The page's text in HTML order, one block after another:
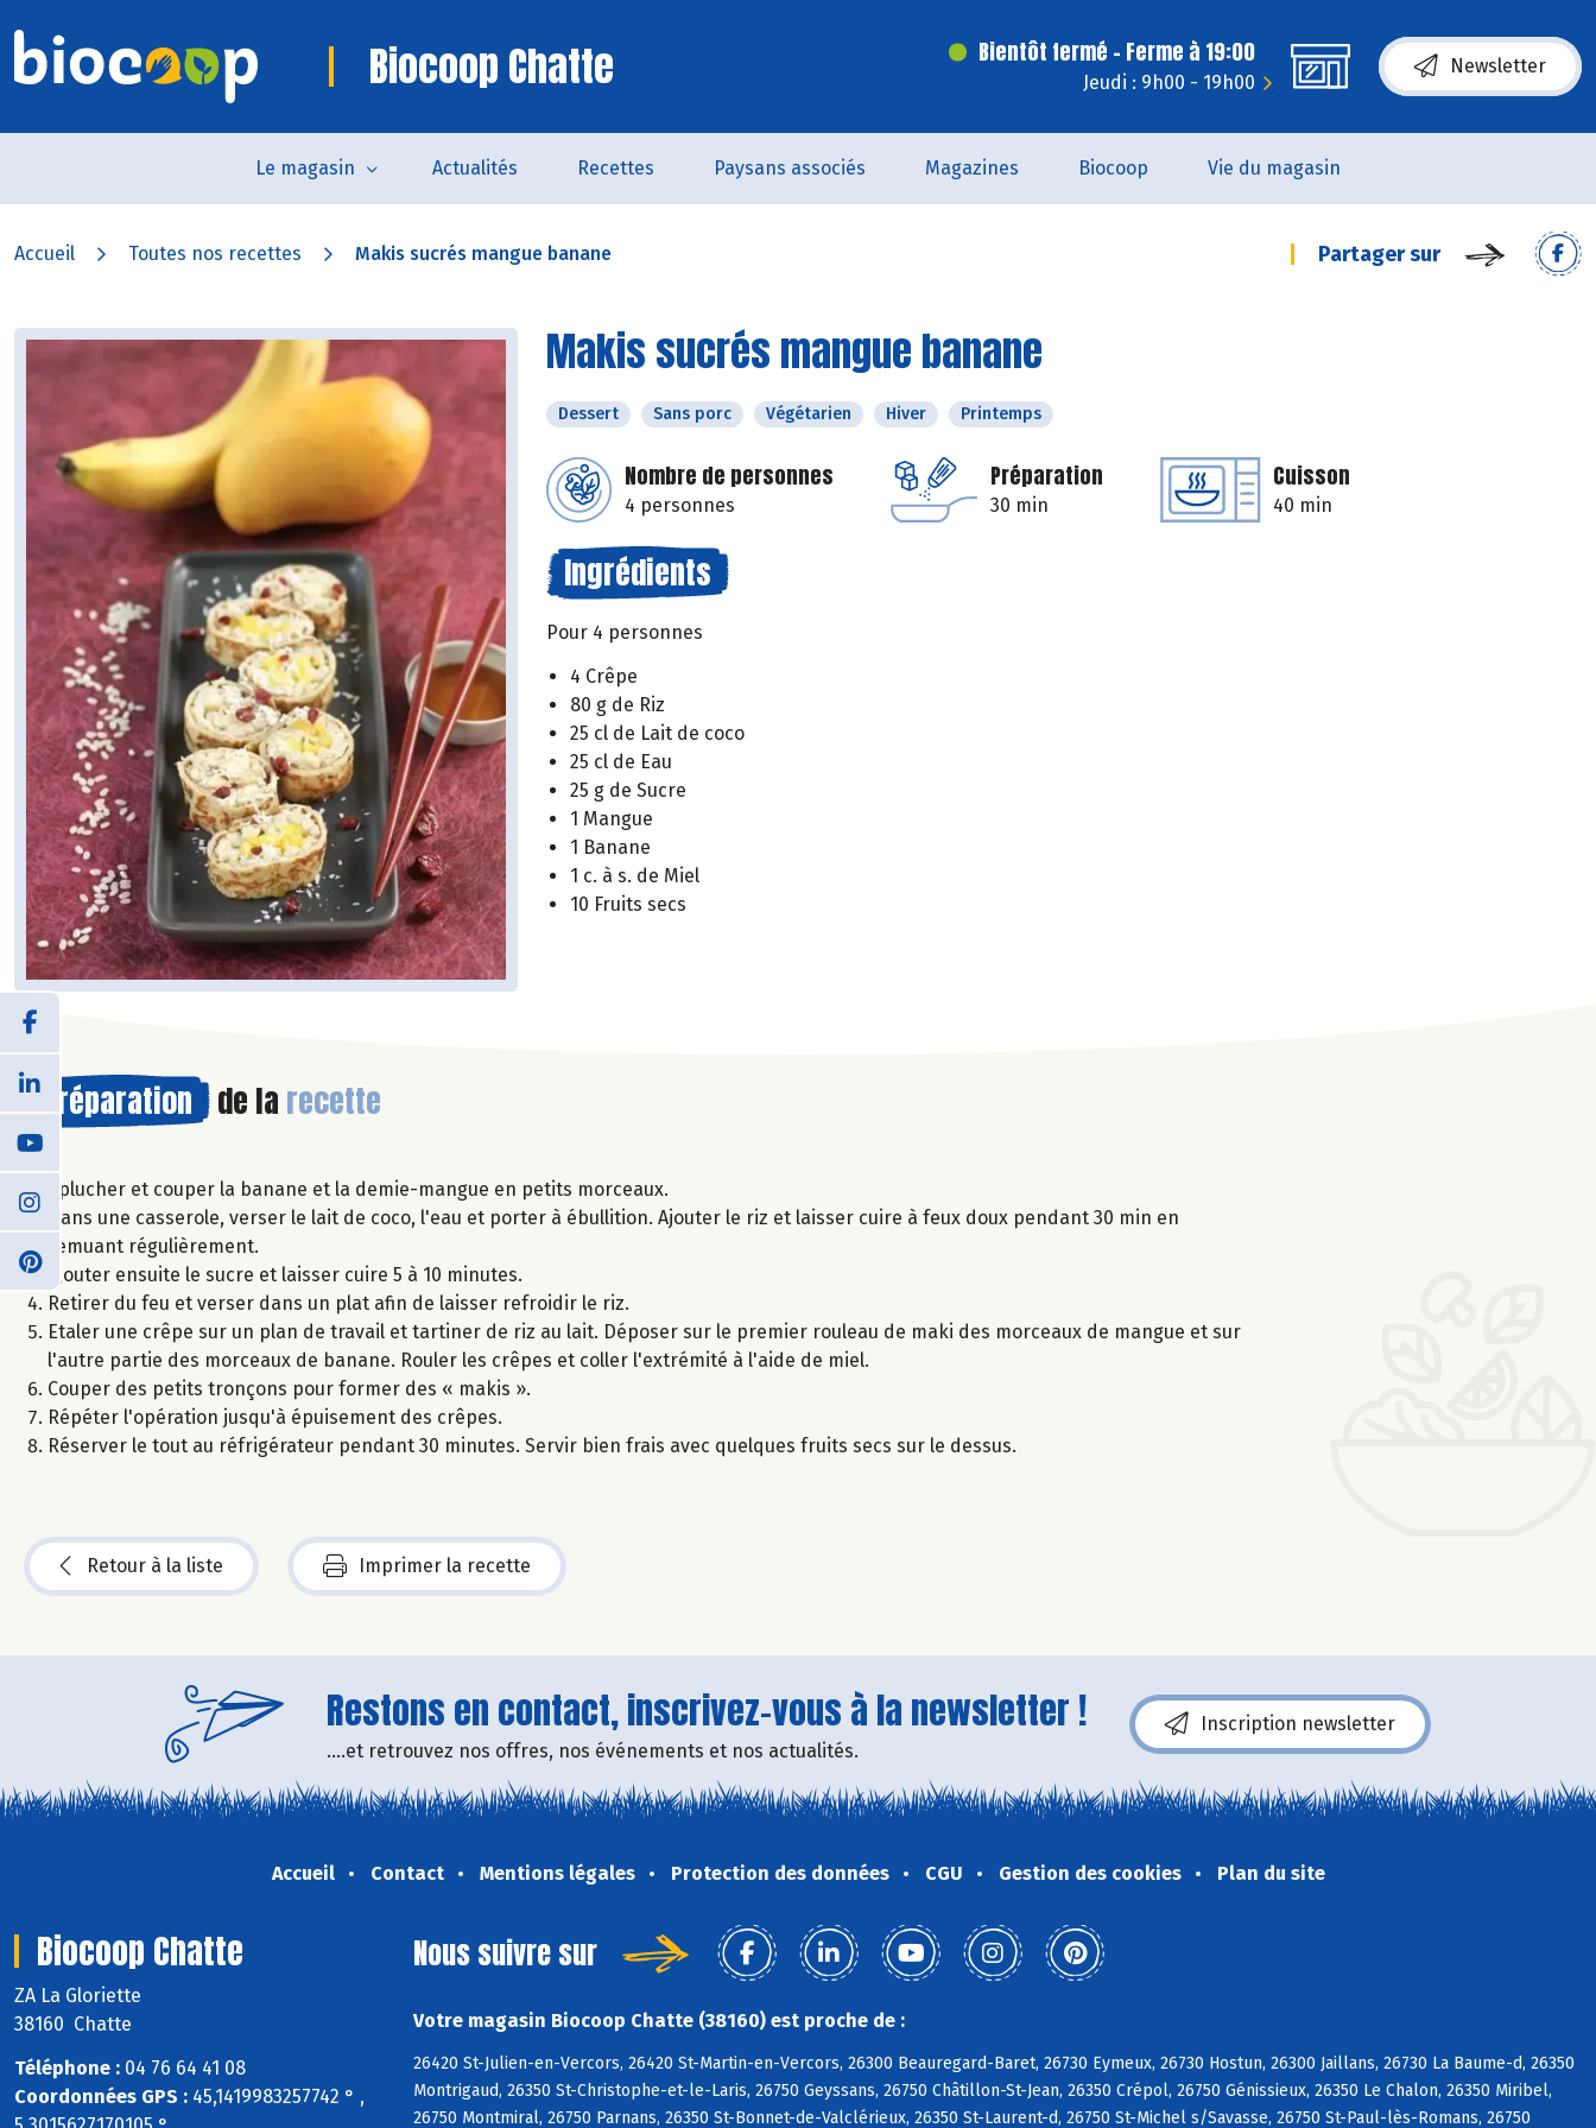
Biocoop Chatte Bientôt fermé - Ferme à 19:00
Jeudi : 9h00 - 19h00
Newsletter
Le magasin Actualités Recettes Paysans associés Magazines Biocoop Vie du magasin
Accueil Toutes nos recettes Makis sucrés mangue banane Partager sur
Makis sucrés mangue banane
Dessert Sans porc Végétarien Hiver Printemps
Nombre de personnes
4 personnes
Préparation
30 min
Cuisson
40 min
Ingrédients
Pour 4 personnes
4 Crêpe
80 g de Riz
25 cl de Lait de coco
25 cl de Eau
25 g de Sucre
1 Mangue
1 Banane
1 c. à s. de Miel
10 Fruits secs
Préparation de la recette
Éplucher et couper la banane et la demie-mangue en petits morceaux.
Dans une casserole, verser le lait de coco, l'eau et porter à ébullition. Ajouter le riz et laisser cuire à feux doux pendant 30 min en
remuant régulièrement.
Ajouter ensuite le sucre et laisser cuire 5 à 10 minutes.
Retirer du feu et verser dans un plat afin de laisser refroidir le riz.
Etaler une crêpe sur un plan de travail et tartiner de riz au lait. Déposer sur le premier rouleau de maki des morceaux de mangue et sur
l'autre partie des morceaux de banane. Rouler les crêpes et coller l'extrémité à l'aide de miel.
Couper des petits tronçons pour former des « makis ».
Répéter l'opération jusqu'à épuisement des crêpes.
Réserver le tout au réfrigérateur pendant 30 minutes. Servir bien frais avec quelques fruits secs sur le dessus.
Retour à la liste Imprimer la recette
Restons en contact, inscrivez-vous à la newsletter !
....et retrouvez nos offres, nos événements et nos actualités.
Inscription newsletter
Accueil Contact Mentions légales Protection des données CGU Gestion des cookies Plan du site
Biocoop Chatte
ZA La Gloriette
38160 Chatte
Téléphone : 04 76 64 41 08
Coordonnées GPS : 45,1419983257742 ° ,
Nous suivre sur
Votre magasin Biocoop Chatte (38160) est proche de :
26420 St-Julien-en-Vercors, 26420 St-Martin-en-Vercors, 26300 Beauregard-Baret, 26730 Eymeux, 26730 Hostun, 26300 Jaillans, 26730 La Baume-d, 26350
Montrigaud, 26350 St-Christophe-et-le-Laris, 26750 Geyssans, 26750 Châtillon-St-Jean, 26350 Crépol, 26750 Génissieux, 26350 Le Chalon, 26350 Miribel,
26750 Montmiral, 26750 Parnans, 26350 St-Bonnet-de-Valclérieux, 26350 St-Laurent-d, 26750 St-Michel s/Savasse, 26750 St-Paul-lès-Romans, 26750